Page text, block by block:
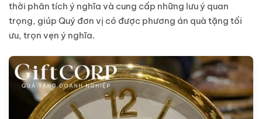
thời phân tích ý nghĩa và cung cấp những lưu ý quan
trọng, giúp Quý đơn vị có được phương án quà tặng tối
ưu, trọn vẹn ý nghĩa.